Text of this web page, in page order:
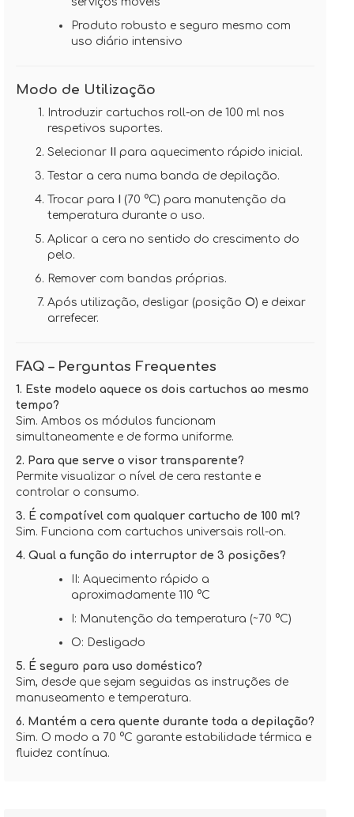
Produto robusto e seguro mesmo com
uso diário intensivo
Modo de Utilização
Introduzir cartuchos roll-on de 100 ml nos
respetivos suportes.
Selecionar II para aquecimento rápido inicial.
Testar a cera numa banda de depilação.
Trocar para I (70 °C) para manutenção da
temperatura durante o uso.
Aplicar a cera no sentido do crescimento do
pelo.
Remover com bandas próprias.
Após utilização, desligar (posição O) e deixar
arrefecer.
FAQ – Perguntas Frequentes
1. Este modelo aquece os dois cartuchos ao mesmo
tempo?
Sim. Ambos os módulos funcionam
simultaneamente e de forma uniforme.
2. Para que serve o visor transparente?
Permite visualizar o nível de cera restante e
controlar o consumo.
3. É compatível com qualquer cartucho de 100 ml?
Sim. Funciona com cartuchos universais roll-on.
4. Qual a função do interruptor de 3 posições?
II: Aquecimento rápido a
aproximadamente 110 °C
I: Manutenção da temperatura (~70 °C)
O: Desligado
5. É seguro para uso doméstico?
Sim, desde que sejam seguidas as instruções de
manuseamento e temperatura.
6. Mantém a cera quente durante toda a depilação?
Sim. O modo a 70 °C garante estabilidade térmica e
fluidez contínua.